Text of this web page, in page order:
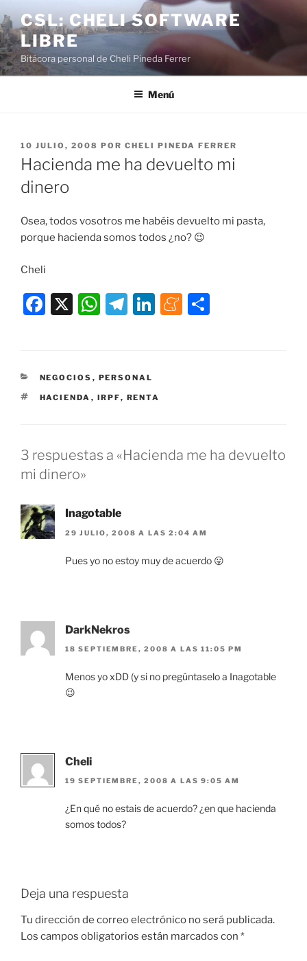
al
contenido
CSL: CHELI SOFTWARE
LIBRE
Bitácora personal de Cheli Pineda Ferrer
Menú
PUBLICADO
EL
10 JULIO, 2008 POR CHELI PINEDA FERRER
Hacienda me ha devuelto mi
dinero
Osea, todos vosotros me habéis devuelto mi pasta,
porque hacienda somos todos ¿no? 😉
Cheli
F
e
b
k
X
W
s
A
T
gr
a
Li
dI
M
CATEGORÍAS
NEGOCIOS , PERSONAL
ETIQUETAS
HACIENDA , IRPF, RENTA
3 respuestas a «Hacienda me ha devuelto
mi dinero»
Inagotable
29 JULIO, 2008 A LAS 2:04 AM
Pues yo no estoy muy de acuerdo 😛
DarkNekros
18 SEPTIEMBRE, 2008 A LAS 11:05 PM
Menos yo xDD (y si no pregúntaselo a Inagotable
😉
Cheli
19 SEPTIEMBRE, 2008 A LAS 9:05 AM
¿En qué no estais de acuerdo? ¿en que hacienda
somos todos?
Deja una respuesta
Tu dirección de correo electrónico no será publicada.
Los campos obligatorios están marcados con *